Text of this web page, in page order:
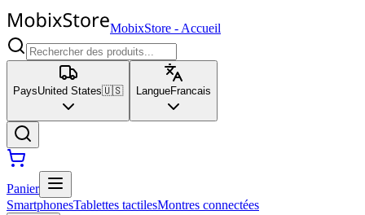
MobixStore - Accueil
PaysUnited States🇺🇸 LangueFrancais
Panier
SmartphonesTablettes tactilesMontres connectées